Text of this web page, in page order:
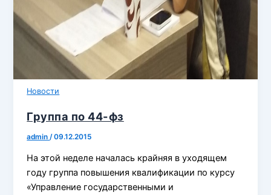
Новости
Группа по 44-фз
admin /09.12.2015
На этой неделе началась крайняя в уходящем
году группа повышения квалификации по курсу
«Управление государственными и